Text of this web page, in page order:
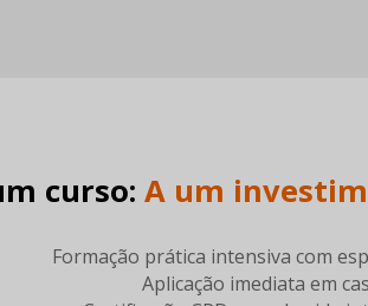
curso: A um
Formação prática intensiva com
Aplicação imediata em